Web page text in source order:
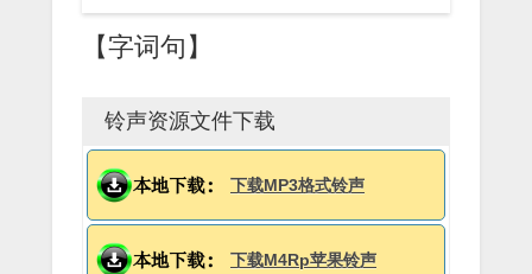
【字词句】
铃声资源文件下载
下载MP3格式铃声
下载M4Rp苹果铃声